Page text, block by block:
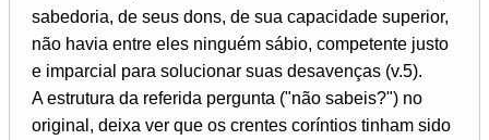
sabedoria, de seus dons, de sua capacidade superior,
não havia entre eles ninguém sábio, competente justo
e imparcial para solucionar suas desavenças (v.5).
A estrutura da referida pergunta ("não sabeis?") no
original, deixa ver que os crentes coríntios tinham sido